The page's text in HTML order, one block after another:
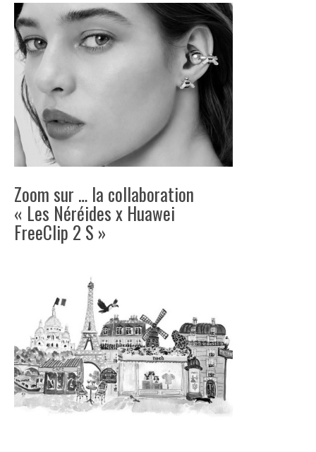
Zoom sur … la collaboration
« Les Néréides x Huawei
FreeClip 2 S »